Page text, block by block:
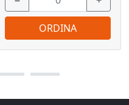
ORDINA